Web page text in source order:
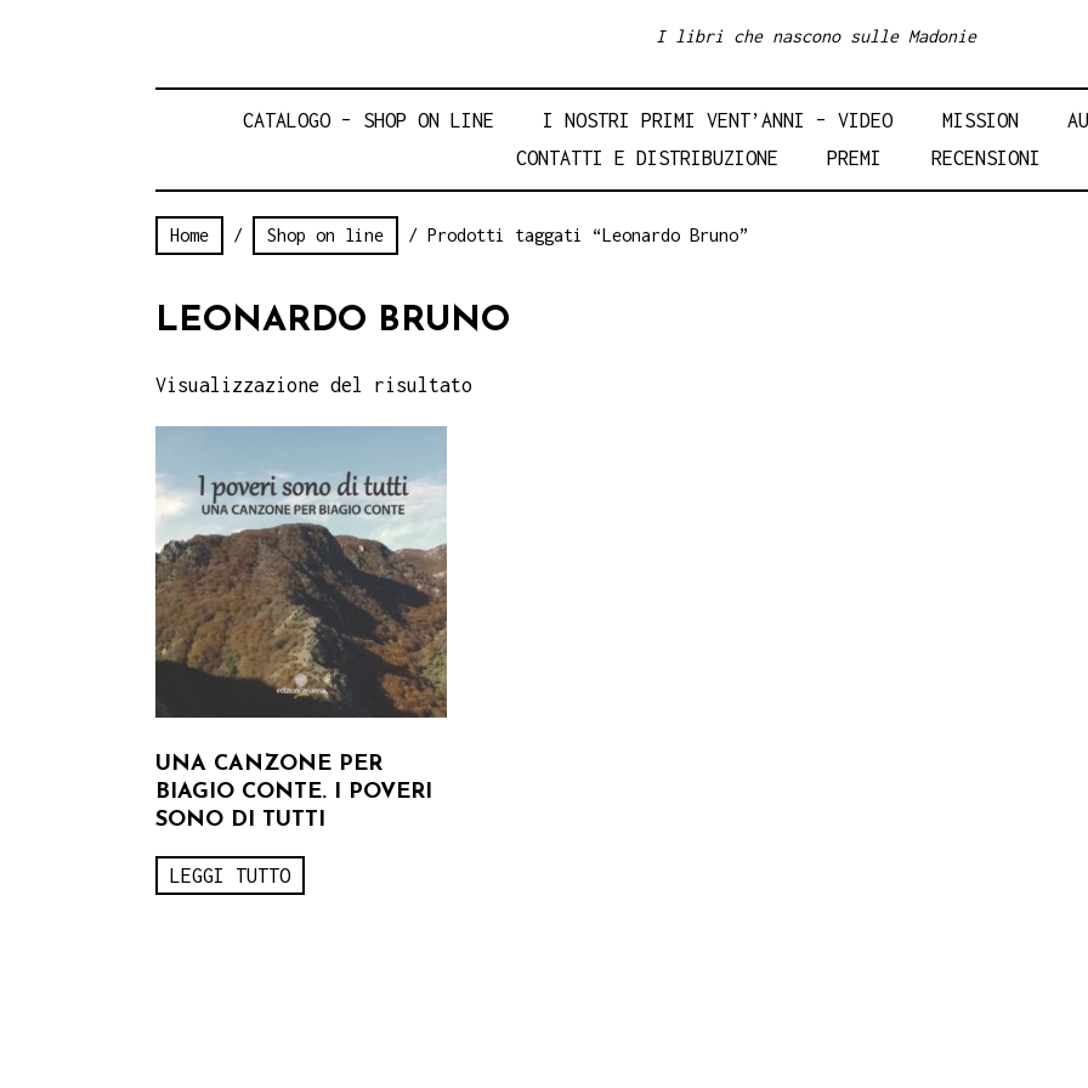
I libri che nascono sulle Madonie
CATALOGO – SHOP ON LINE I NOSTRI PRIMI VENT’ANNI – VIDEO MISSION
CONTATTI E DISTRIBUZIONE
PREMI RECENSIONI
Home / Shop on line / Prodotti taggati “Leonardo Bruno”
LEONARDO BRUNO
Visualizzazione del risultato
UNA CANZONE PER
BIAGIO CONTE. I POVERI
SONO DI TUTTI
LEGGI TUTTO